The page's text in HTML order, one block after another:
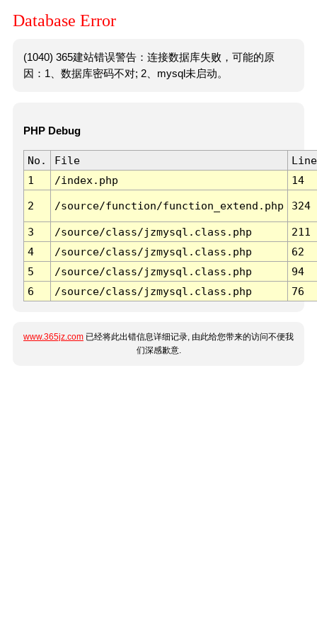
Database Error
(1040) 365建站错误警告：连接数据库失败，可能的原
因：1、数据库密码不对; 2、mysql未启动。
PHP Debug
No. File
Line
1
/index.php 14
2 /source/function/function_extend.php 324
3 /source/class/jzmysql.class.php
211
4
/source/class/jzmysql.class.php
62
5
/source/class/jzmysql.class.php
94
6
/source/class/jzmysql.class.php 76
www.365jz.com 已经将此出错信息详细记录, 由此给您带来的访问不便我
们深感歉意.